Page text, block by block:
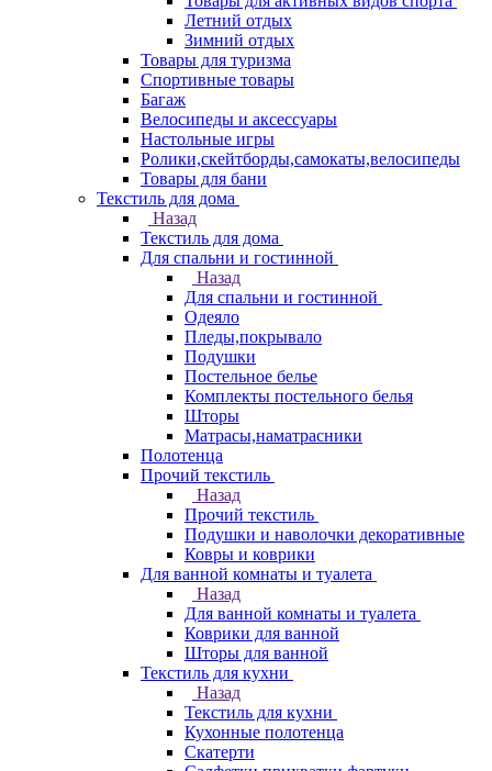
Летний отдых
Зимний отдых
Товары для туризма
Спортивные товары
Багаж
Велосипеды и аксессуары
Настольные игры
Ролики,скейтборды,самокаты,велосипеды
Товары для бани
Текстиль для дома
Назад
Текстиль для дома
Для спальни и гостинной
Назад
Для спальни и гостинной
Одеяло
Пледы,покрывало
Подушки
Постельное белье
Комплекты постельного белья
Шторы
Матрасы,наматрасники
Полотенца
Прочий текстиль
Назад
Прочий текстиль
Подушки и наволочки декоративные
Ковры и коврики
Для ванной комнаты и туалета
Назад
Для ванной комнаты и туалета
Коврики для ванной
Шторы для ванной
Текстиль для кухни
Назад
Текстиль для кухни
Кухонные полотенца
Скатерти